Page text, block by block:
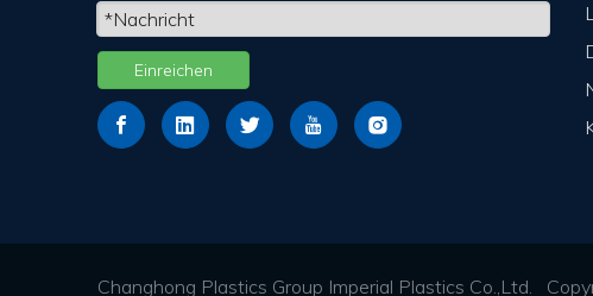
Einreichen
Changhong Plastics Group Imperial Plastics Co.,Ltd.